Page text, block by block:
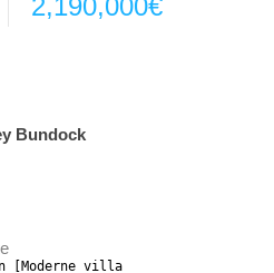
2,190,000€
Bundock